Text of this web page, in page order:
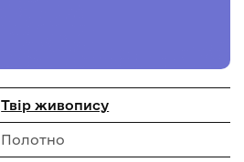
Твір живопису
Полотно